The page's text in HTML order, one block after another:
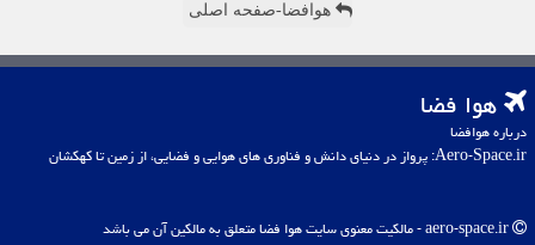
هوافضا-صفحه اصلی
هوا فضا
درباره هوافضا
Aero-Space.ir: پرواز در دنیای دانش و فناوری های هوایی و فضایی، از زمین تا کهکشان